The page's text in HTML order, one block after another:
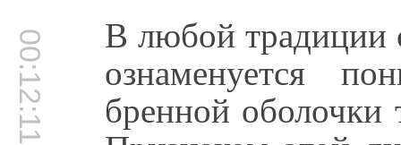
00:12:11 В любой традиции
ознаменуется
бренной оболочки